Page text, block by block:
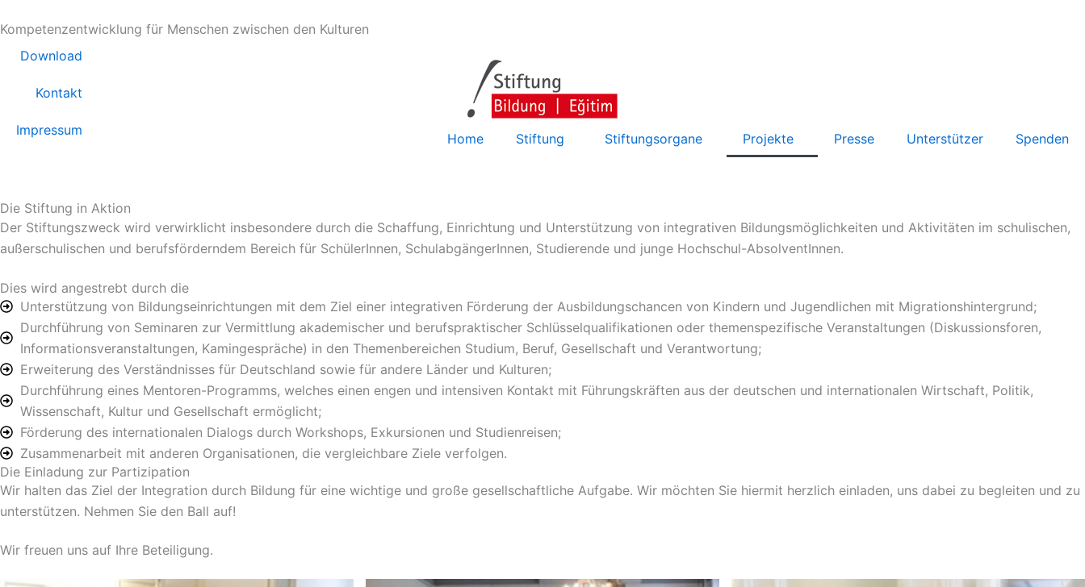
Inhalt
springen
Kompetenzentwicklung für Menschen zwischen den Kulturen
Download
Kontakt
Impressum
Home Stiftung Stiftungsorgane Projekte Presse Unterstützer Spenden
Die Stiftung in Aktion
Der Stiftungszweck wird verwirklicht insbesondere durch die Schaffung, Einrichtung und Unterstützung von integrativen Bildungsmöglichkeiten und Aktivitäten im schulischen,
außerschulischen und berufsförderndem Bereich für SchülerInnen, SchulabgängerInnen, Studierende und junge Hochschul-AbsolventInnen.
Dies wird angestrebt durch die
Unterstützung von Bildungseinrichtungen mit dem Ziel einer integrativen Förderung der Ausbildungschancen von Kindern und Jugendlichen mit Migrationshintergrund;
Durchführung von Seminaren zur Vermittlung akademischer und berufspraktischer Schlüsselqualifikationen oder themenspezifische Veranstaltungen (Diskussionsforen,
Informationsveranstaltungen, Kamingespräche) in den Themenbereichen Studium, Beruf, Gesellschaft und Verantwortung;
Erweiterung des Verständnisses für Deutschland sowie für andere Länder und Kulturen;
Durchführung eines Mentoren-Programms, welches einen engen und intensiven Kontakt mit Führungskräften aus der deutschen und internationalen Wirtschaft, Politik,
Wissenschaft, Kultur und Gesellschaft ermöglicht;
Förderung des internationalen Dialogs durch Workshops, Exkursionen und Studienreisen;
Zusammenarbeit mit anderen Organisationen, die vergleichbare Ziele verfolgen.
Die Einladung zur Partizipation
Wir halten das Ziel der Integration durch Bildung für eine wichtige und große gesellschaftliche Aufgabe. Wir möchten Sie hiermit herzlich einladen, uns dabei zu begleiten und zu
unterstützen. Nehmen Sie den Ball auf!
Wir freuen uns auf Ihre Beteiligung.